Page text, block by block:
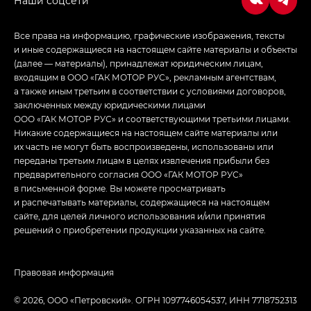
Все права на информацию, графические изображения, тексты
и иные содержащиеся на настоящем сайте материалы и объекты
(далее — материалы), принадлежат юридическим лицам,
входящим в ООО «ГАК МОТОР РУС», рекламным агентствам,
а также иным третьим в соответствии с условиями договоров,
заключенных между юридическими лицами
ООО «ГАК МОТОР РУС» и соответствующими третьими лицами.
Никакие содержащиеся на настоящем сайте материалы или
их часть не могут быть воспроизведены, использованы или
переданы третьим лицам в целях извлечения прибыли без
предварительного согласия ООО «ГАК МОТОР РУС»
в письменной форме. Вы можете просматривать
и распечатывать материалы, содержащиеся на настоящем
сайте, для целей личного использования и/или принятия
решений о приобретении продукции указанных на сайте.
© 2026, ООО «‎Петровский»‎. ОГРН 1097746054537, ИНН 7718752313
Правовая информация